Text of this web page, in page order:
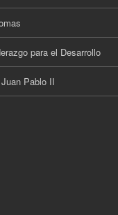
para el Desarrollo
Pablo II